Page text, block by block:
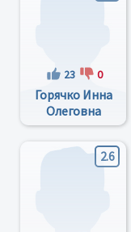
23 0
Горячко Инна
Олеговна
2.6